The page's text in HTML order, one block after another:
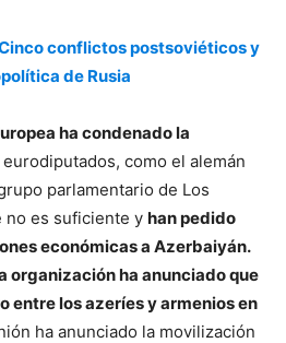
conflictos postsoviéticos y
de Rusia
ha condenado la
como el alemán
parlamentario de Los
no es suficiente y han pedido
económicas a Azerbaiyán.
organización ha anunciado que
entre los azeríes y armenios en
ha anunciado la movilización